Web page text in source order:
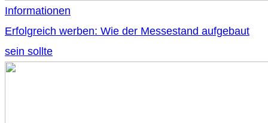
Informationen
Erfolgreich werben: Wie der Messestand aufgebaut
sein sollte